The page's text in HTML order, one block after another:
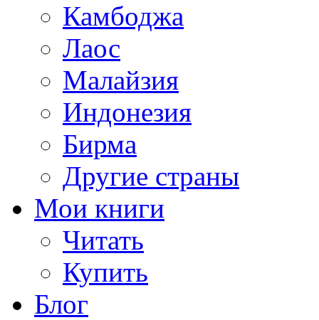
Камбоджа
Лаос
Малайзия
Индонезия
Бирма
Другие страны
Мои книги
Читать
Купить
Блог